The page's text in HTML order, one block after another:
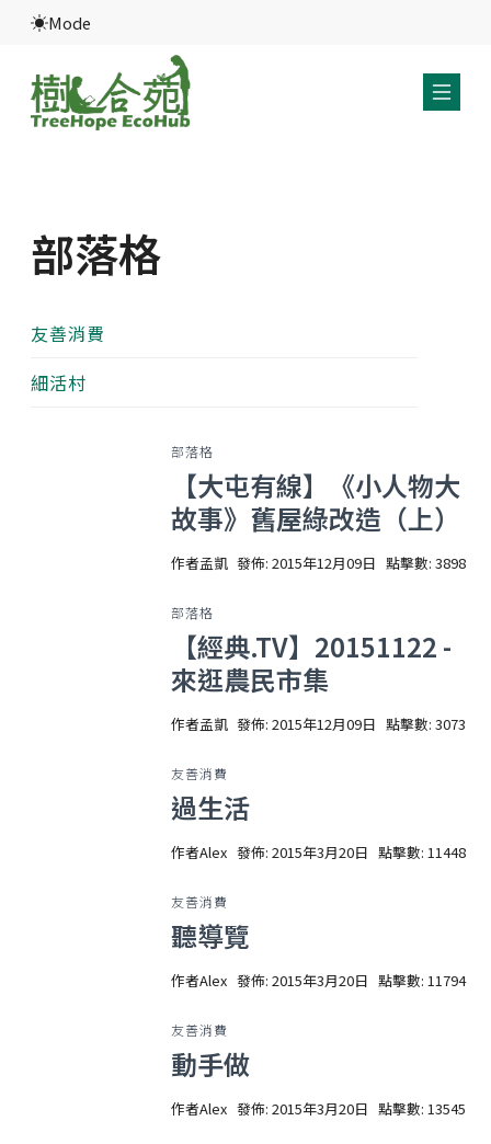
Mode
部落格
友善消費
細活村
部落格
【大屯有線】《小人物大
故事》舊屋綠改造（上）
作者孟凱 發佈: 2015年12月09日 點擊數: 3898
部落格
【經典.TV】20151122 -
來逛農民市集
作者孟凱 發佈: 2015年12月09日 點擊數: 3073
友善消費
過生活
作者Alex 發佈: 2015年3月20日 點擊數: 11448
友善消費
聽導覽
作者Alex 發佈: 2015年3月20日 點擊數: 11794
友善消費
動手做
作者Alex 發佈: 2015年3月20日 點擊數: 13545